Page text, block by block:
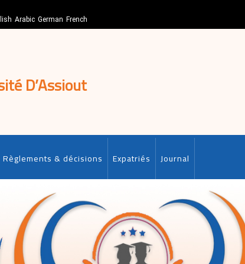
Arabic German French
D’Assiout
Règlements & décisions Expatriés Journal